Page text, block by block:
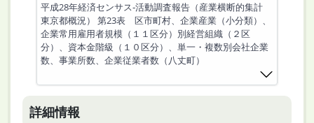
平成28年経済センサス‐活動調査報告（産業横断的集計
東京都概況） 第23表 区市町村、企業産業（小分類）、
企業常用雇用者規模（１１区分）別経営組織（２区
分）、資本金階級（１０区分）、単一・複数別会社企業
数、事業所数、企業従業者数（八丈町）
詳細情報